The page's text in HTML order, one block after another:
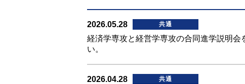
2026.05.28 共通
経済学専攻と経営学専攻の合同進学説明会
い。
2026.04.28 共通